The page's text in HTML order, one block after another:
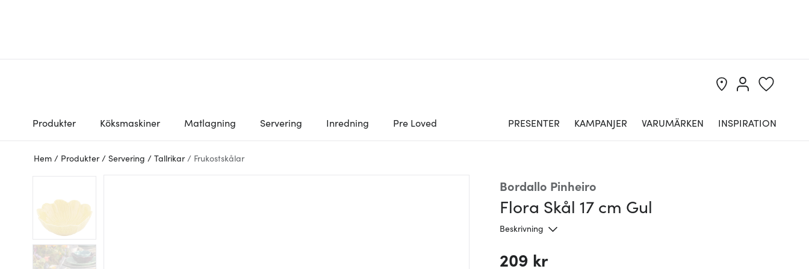
Produkter Köksmaskiner Matlagning Servering Inredning Pre Loved PRESENTER KAMPANJER VARUMÄRKEN INSPIRATION
Hem / Produkter / Servering / Tallrikar / Frukostskålar
Bordallo Pinheiro
Flora Skål 17 cm Gul
Beskrivning
209 kr